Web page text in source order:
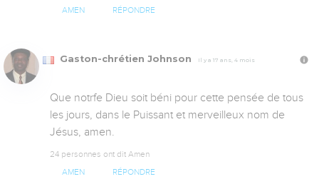
AMEN RÉPONDRE
Gaston-chrétien Johnson Il y a 17 ans, 4 mois
Que notrfe Dieu soit béni pour cette pensée de tous
les jours, dans le Puissant et merveilleux nom de
Jésus, amen.
24 personnes ont dit Amen
AMEN RÉPONDRE